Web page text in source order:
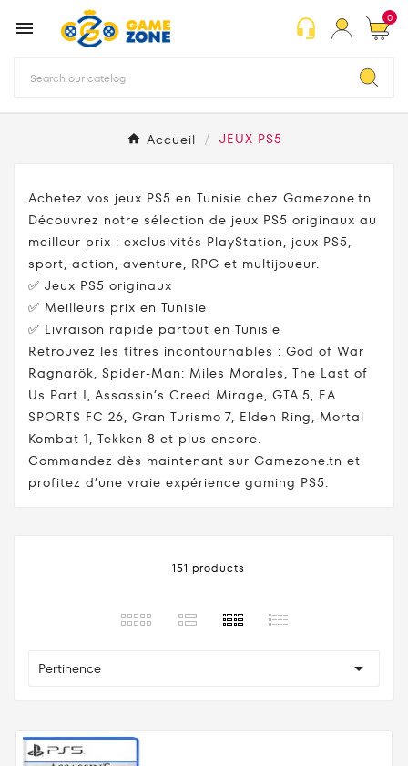
 headset_mic 0
Accueil JEUX PS5
Achetez vos jeux PS5 en Tunisie chez Gamezone.tn
Découvrez notre sélection de jeux PS5 originaux au
meilleur prix : exclusivités PlayStation, jeux PS5,
sport, action, aventure, RPG et multijoueur.
✅ Jeux PS5 originaux
✅ Meilleurs prix en Tunisie
✅ Livraison rapide partout en Tunisie
Retrouvez les titres incontournables : God of War
Ragnarök, Spider-Man: Miles Morales, The Last of
Us Part I, Assassin’s Creed Mirage, GTA 5, EA
SPORTS FC 26, Gran Turismo 7, Elden Ring, Mortal
Kombat 1, Tekken 8 et plus encore.
Commandez dès maintenant sur Gamezone.tn et
profitez d’une vraie expérience gaming PS5.
151 products
Pertinence 